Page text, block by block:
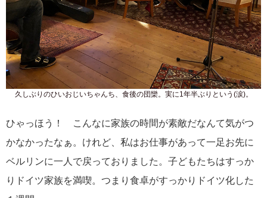
久しぶりのひいおじいちゃんち、食後の団欒。実に1年半ぶりという(涙)。
ひゃっほう！ こんなに家族の時間が素敵だなんて気がつ
かなかったなぁ。けれど、私はお仕事があって一足お先に
ベルリンに一人で戻っておりました。子どもたちはすっか
りドイツ家族を満喫。つまり食卓がすっかりドイツ化した